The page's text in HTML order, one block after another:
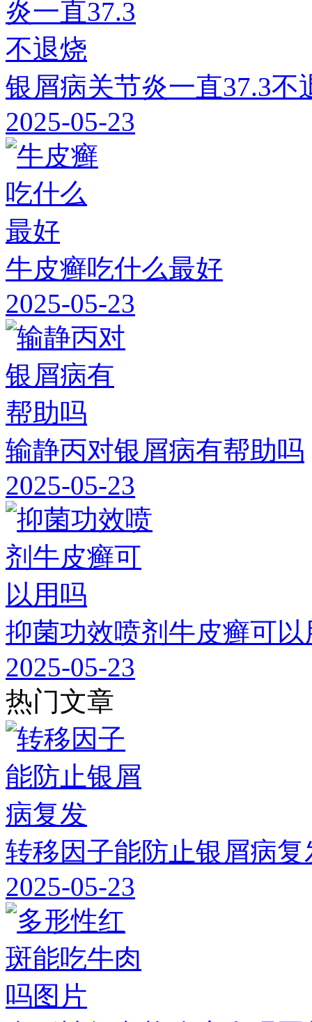
银屑病关节炎一直37.3不
2025-05-23
牛皮癣吃什么最好
2025-05-23
输静丙对银屑病有帮助吗
2025-05-23
抑菌功效喷剂牛皮癣可以
2025-05-23
热门文章
转移因子能防止银屑病复
2025-05-23